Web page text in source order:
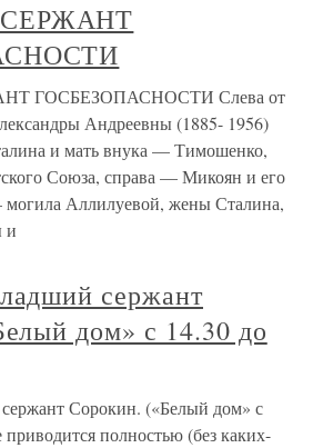
ГОСБЕЗОПАСНОСТИ Слева от
Андреевны (1885- 1956)
и мать внука — Тимошенко,
Союза, справа — Микоян и его
Аллилуевой, жены Сталина,
и
сержант
дом» с 14.30 до
Сорокин. («Белый дом» с
полностью (без каких-